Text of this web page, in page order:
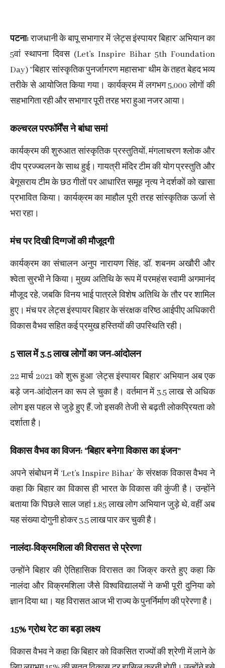
पटना:राजधानी के बापू सभागार में ‘लेट्स इंस्पायर बिहार’ अभियान का
5वां स्थापना दिवस (Let’s Inspire Bihar 5th Foundation
Day) “बिहार सांस्कृतिक पुनर्जागरण महासभा” थीम के तहत बेहद भव्य
तरीके से आयोजित किया गया। कार्यक्रम में लगभग 5,000 लोगों की
सहभागिता रही और सभागार पूरी तरह भरा हुआ नजर आया।
कल्चरल परफॉर्मेंस ने बांधा समां
कार्यक्रम की शुरुआत सांस्कृतिक प्रस्तुतियों, मंगलाचरण श्लोक और
दीप प्रज्ज्वलन के साथ हुई। गायत्री मंदिर टीम की योग प्रस्तुति और
बेगूसराय टीम के छठ गीतों पर आधारित समूह नृत्य ने दर्शकों को खासा
प्रभावित किया। कार्यक्रम का माहौल पूरी तरह सांस्कृतिक ऊर्जा से
भरा रहा।
मंच पर दिखी दिग्गजों की मौजूदगी
कार्यक्रम का संचालन अनुप नारायण सिंह, डॉ. शबनम अखौरी और
श्वेता सुरभी ने किया। मुख्य अतिथि के रूप में परमहंस स्वामी अगमानंद
मौजूद रहे, जबकि विनय भाई पात्रले विशेष अतिथि के तौर पर शामिल
हुए। मंच पर लेट्स इंस्पायर बिहार के संरक्षक वरिष्ठ आईपीए अधिकारी
विकास वैभव सहित कई प्रमुख हस्तियों की उपस्थिति रही।
5 साल में 3.5 लाख लोगों का जन-आंदोलन
22 मार्च 2021 को शुरू हुआ ‘लेट्स इंस्पायर बिहार’ अभियान अब एक
बड़े जन-आंदोलन का रूप ले चुका है। वर्तमान में 3.5 लाख से अधिक
लोग इस पहल से जुड़े हुए हैं, जो इसकी तेजी से बढ़ती लोकप्रियता को
दर्शाता है।
विकास वैभव का विजन: “बिहार बनेगा विकास का इंजन”
अपने संबोधन में ‘Let’s Inspire Bihar’ के संरक्षक विकास वैभव ने
कहा कि बिहार का विकास ही भारत के विकास की कुंजी है। उन्होंने
बताया कि पिछले साल जहां 1.85 लाख लोग अभियान जुड़े थे, वहीं अब
यह संख्या दोगुनी होकर 3.5 लाख पार कर चुकी है।
नालंदा-विक्रमशिला की विरासत से प्रेरणा
उन्होंने बिहार की ऐतिहासिक विरासत का जिक्र करते हुए कहा कि
नालंदा और विक्रमशिला जैसे विश्वविद्यालयों ने कभी पूरी दुनिया को
ज्ञान दिया था। यह विरासत आज भी राज्य के पुनर्निर्माण की प्रेरणा है।
15% ग्रोथ रेट का बड़ा लक्ष्य
विकास वैभव ने कहा कि बिहार को विकसित राज्यों की श्रेणी में लाने के